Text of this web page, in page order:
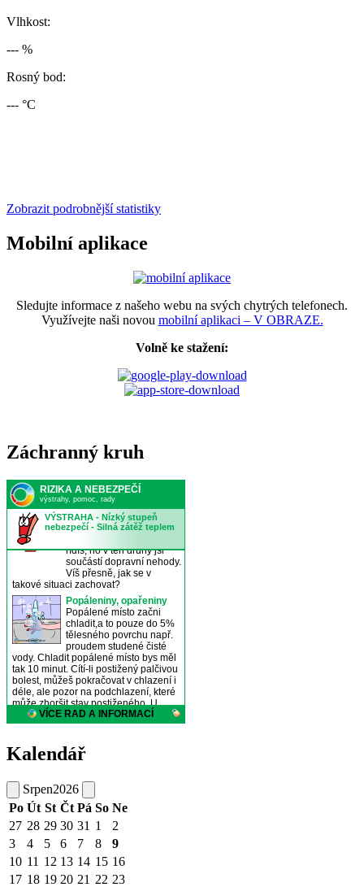
Vlhkost:
--- %
Rosný bod:
--- °C
Zobrazit podrobnější statistiky
Mobilní aplikace
Sledujte informace z našeho webu na svých chytrých telefonech.
Využívejte naši novou mobilní aplikaci – V OBRAZE.
Volně ke stažení:
Záchranný kruh
Kalendář
Srpen2026
Po Út St Čt Pá So Ne
27 28 29 30 31 1
2
3
4 5 6 7 8
9
10 11 12 13 14 15 16
17 18 19 20 21 22 23